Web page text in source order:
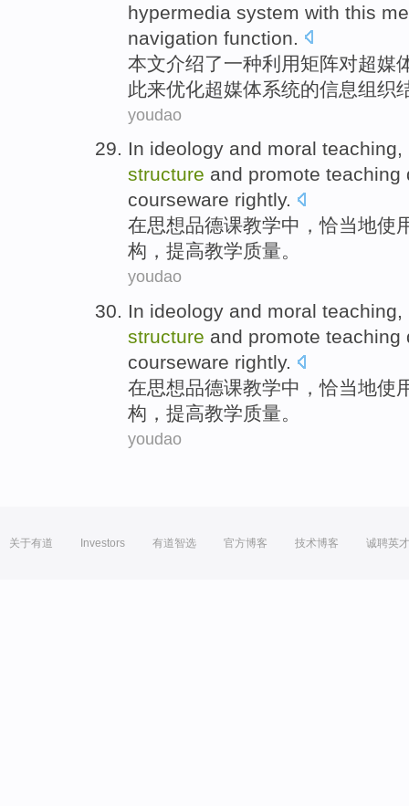
hypermedia system with this
navigation function
本文介绍了一种利用矩阵对超媒
此来优化超媒体系统的信息组织
youdao
In ideology and moral teaching,
structure and promote teaching
courseware rightly.
在思想品德课教学中，恰当地使
构 ， 提高教学质量。
youdao
In ideology and moral teaching,
structure and promote teaching
courseware rightly.
在思想品德课教学中，恰当地使
构 ， 提高教学质量。
youdao
关于有道 Investors 有道智选 官方博客 技术博客 诚聘英才